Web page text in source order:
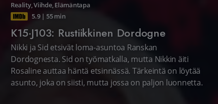
Reality,Viihde,Elämäntapa
5.9| 55 min
K15·J103: Rustiikkinen Dordogne
Nikki ja Sid etsivät loma-asuntoa Ranskan
Dordognesta. Sid on työmatkalla, mutta Nikkin äiti
Rosaline auttaa häntä etsinnässä. Tärkeintä on löytää
asunto, joka on siisti, mutta jossa on paljon luonnetta.